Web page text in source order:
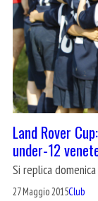
Land Rover
under-12
Si replica
27 Maggio 2015Club